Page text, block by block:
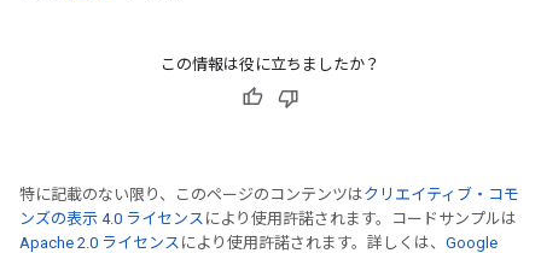
この情報は役に立ちましたか？
特に記載のない限り、このページのコンテンツはクリエイティブ・コモ
ンズの表示 4.0 ライセンス により使用許諾されます。コードサンプルは
Apache 2.0 ライセンス により使用許諾されます。詳しくは、 Google